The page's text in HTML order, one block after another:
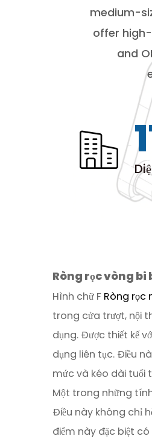
medium-
offer
and
Ròng rọc vòng bi
Hình chữ F Ròng rọc
trong cửa trượt, nội
dụng. Được thiết kế
dụng liên tục. Điều
mức và kéo dài tuổi
Một trong những
Điều này không chỉ
điểm này đặc biệt